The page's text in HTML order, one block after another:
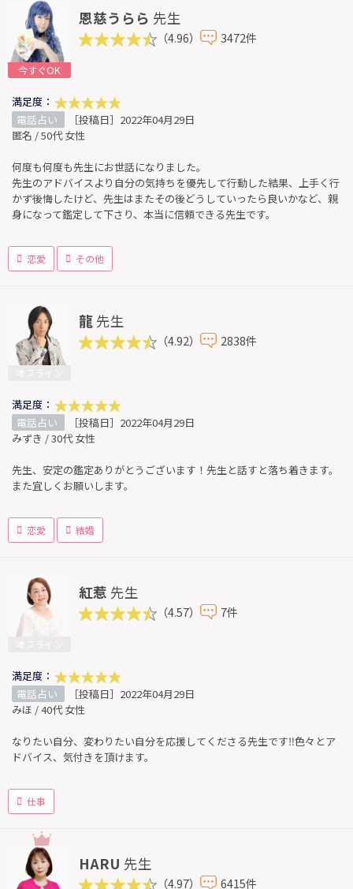
今すぐOK
恩慈うらら 先生
（4.96） 3472件
満足度：
電話占い
［投稿日］2022年04月29日
匿名 / 50代 女性
何度も何度も先生にお世話になりました。
先生のアドバイスより自分の気持ちを優先して行動した結果、上手く行
かず後悔したけど、先生はまたその後どうしていったら良いかなど、親
身になって鑑定して下さり、本当に信頼できる先生です。
恋愛 その他
龍 先生
（4.92） 2838件
満足度：
電話占い
［投稿日］2022年04月29日
みずき / 30代 女性
先生、安定の鑑定ありがとうございます！先生と話すと落ち着きます。
また宜しくお願いします。
恋愛 結婚
紅惹 先生
（4.57） 7件
満足度：
電話占い
［投稿日］2022年04月29日
みほ / 40代 女性
なりたい自分、変わりたい自分を応援してくださる先生です‼︎色々とア
ドバイス、気付きを頂けます。
仕事
HARU 先生
（4.97） 6415件